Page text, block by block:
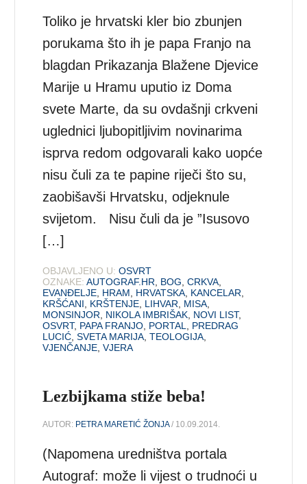
Toliko je hrvatski kler bio zbunjen
porukama što ih je papa Franjo na
blagdan Prikazanja Blažene Djevice
Marije u Hramu uputio iz Doma
svete Marte, da su ovdašnji crkveni
uglednici ljubopitljivim novinarima
isprva redom odgovarali kako uopće
nisu čuli za te papine riječi što su,
zaobišavši Hrvatsku, odjeknule
svijetom. Nisu čuli da je ”Isusovo
[…]
OBJAVLJENO U: OSVRT
OZNAKE: AUTOGRAF.HR BOG ,CRKVA
EVANĐELJE HRAM HRVATSKA KANCELAR
KRŠĆANI
KRŠTENJE LIHVAR MISA
MONSINJOR
NIKOLA IMBRIŠAK NOVI LIST,
OSVRT, PAPA FRANJO PORTAL
PREDRAG
LUCIĆ ,SVETA MARIJA ,TEOLOGIJA
VJENČANJE ,VJERA
Lezbijkama stiže beba!
AUTOR: PETRA MARETIĆ ŽONJA/ 10.09.2014.
(Napomena uredništva portala
Autograf: može li vijest o trudnoći u